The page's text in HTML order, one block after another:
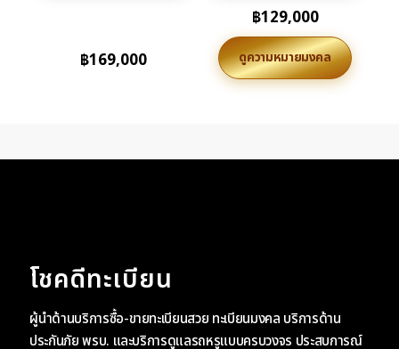
฿169,000
฿129,000
ดูความหมายมงคล
โชคดีทะเบียน
ผู้นำด้านบริการซื้อ-ขายทะเบียนสวย ทะเบียนมงคล บริการด้าน
ประกันภัย พรบ. และบริการดูแลรถหรูแบบครบวงจร ประสบการณ์